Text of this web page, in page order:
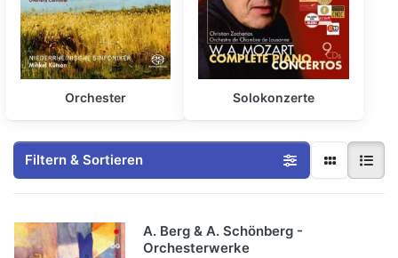
Orchester Solokonzerte
Filtern & Sortieren
A. Berg & A. Schönberg -
Orchesterwerke